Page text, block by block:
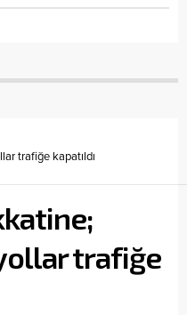
trafiğe kapatıldı
trafiğe